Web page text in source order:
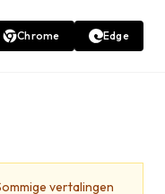
Chrome Edge
vertalingen